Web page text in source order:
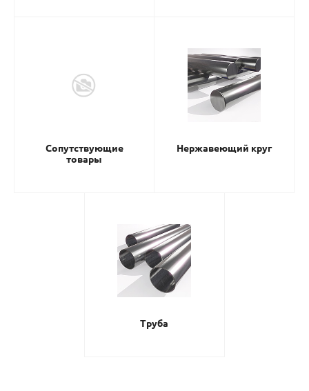
Сопутствующие
товары
Нержавеющий круг
Труба